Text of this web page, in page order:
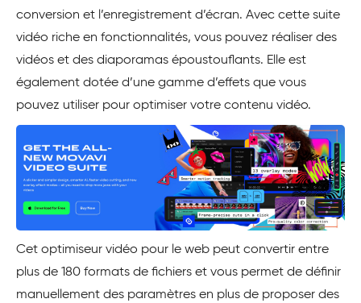
conversion et l’enregistrement d’écran. Avec cette suite
vidéo riche en fonctionnalités, vous pouvez réaliser des
vidéos et des diaporamas époustouflants. Elle est
également dotée d’une gamme d’effets que vous
pouvez utiliser pour optimiser votre contenu vidéo.
Cet optimiseur vidéo pour le web peut convertir entre
plus de 180 formats de fichiers et vous permet de définir
manuellement des paramètres en plus de proposer des